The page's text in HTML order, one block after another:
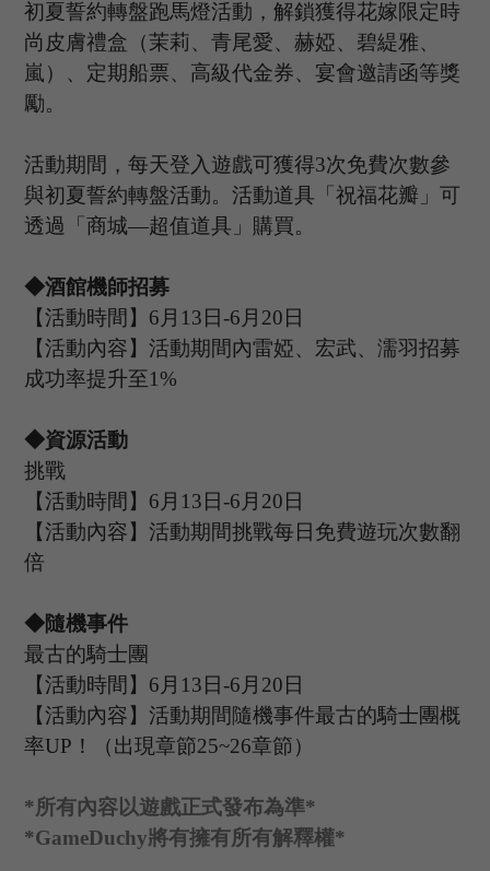
初夏誓約轉盤跑馬燈活動，解鎖獲得花嫁限定時
尚皮膚禮盒（茉莉、青尾愛、赫婭、碧緹雅、
嵐）、定期船票、高級代金券、宴會邀請函等獎
勵。
活動期間，每天登入遊戲可獲得3次免費次數參
與初夏誓約轉盤活動。活動道具「祝福花瓣」可
透過「商城—超值道具」購買。
◆酒館機師招募
【活動時間】 6 月 13日-6 月 20日
【活動內容】活動期間內雷婭、宏武、濡羽招募
成功率提升至1%
◆資源活動
挑戰
【活動時間】 6 月 13日-6 月 20日
【活動內容】活動期間挑戰每日免費遊玩次數翻
倍
◆隨機事件
最古的騎士團
【活動時間】 6 月 13日-6 月 20日
【活動內容】活動期間隨機事件最古的騎士團概
率UP ！（出現章節25~26章節）
*所有內容以遊戲正式發布為準*
*GameDuchy將有擁有所有解釋權*